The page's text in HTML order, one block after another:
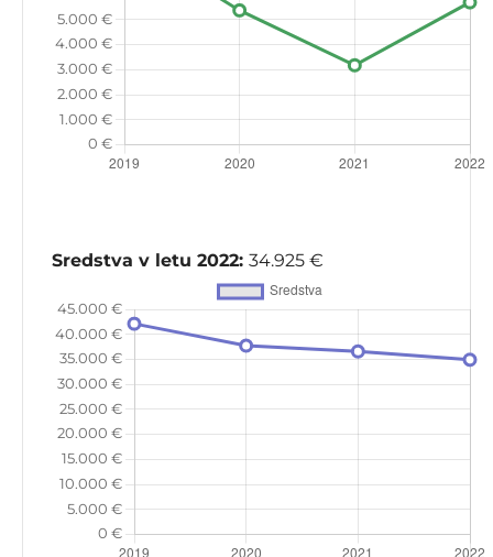
Sredstva v letu 2022: 34.925 €